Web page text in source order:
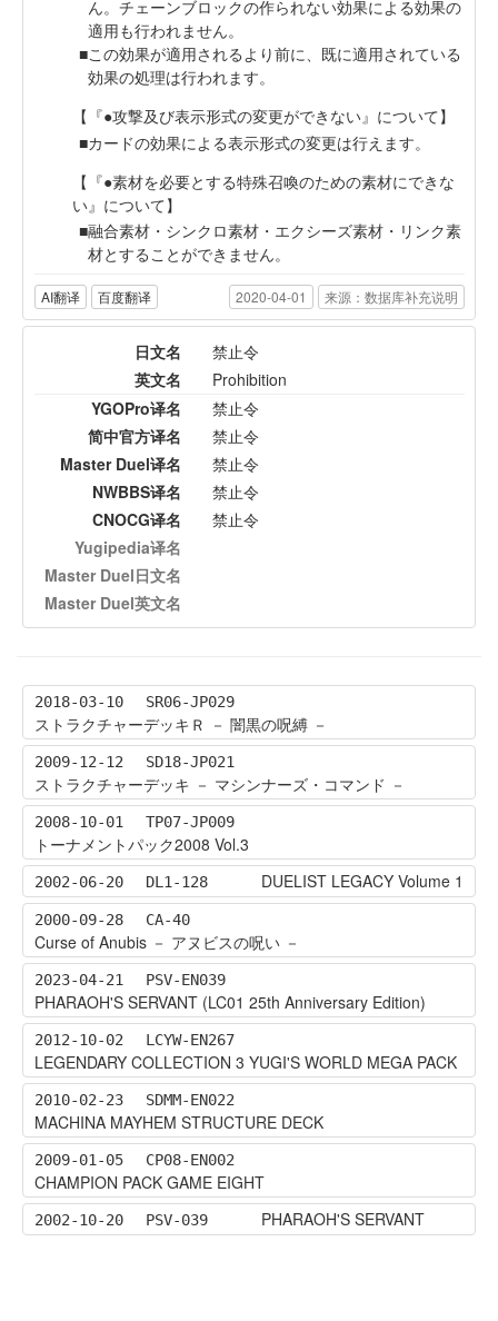
ん。チェーンブロックの作られない効果による効果の
適用も行われません。
この効果が適用されるより前に、既に適用されている
効果の処理は行われます。
【『●攻撃及び表示形式の変更ができない』について】
カードの効果による表示形式の変更は行えます。
【『●素材を必要とする特殊召喚のための素材にできな
い』について】
融合素材・シンクロ素材・エクシーズ素材・リンク素
材とすることができません。
AI翻译 百度翻译 2020-04-01 来源：数据库补充说明
日文名
禁止令
英文名
Prohibition
YGOPro译名
禁止令
简中官方译名
禁止令
Master Duel译名
禁止令
NWBBS译名
禁止令
CNOCG译名
禁止令
Yugipedia译名
Master Duel日文名
Master Duel英文名
2018-03-10 SR06-JP029
ストラクチャーデッキＲ － 闇黒の呪縛 －
2009-12-12 SD18-JP021
ストラクチャーデッキ － マシンナーズ・コマンド －
2008-10-01 TP07-JP009
トーナメントパック2008 Vol.3
2002-06-20 DL1-128 DUELIST LEGACY Volume 1
2000-09-28 CA-40
Curse of Anubis － アヌビスの呪い －
2023-04-21 PSV-EN039
PHARAOH'S SERVANT (LC01 25th Anniversary Edition)
2012-10-02 LCYW-EN267
LEGENDARY COLLECTION 3 YUGI'S WORLD MEGA PACK
2010-02-23 SDMM-EN022
MACHINA MAYHEM STRUCTURE DECK
2009-01-05 CP08-EN002
CHAMPION PACK GAME EIGHT
2002-10-20 PSV-039 PHARAOH'S SERVANT